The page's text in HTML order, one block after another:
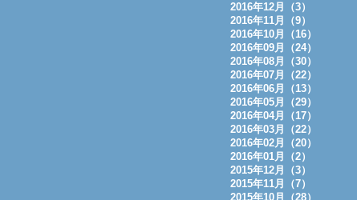
2016年12月（3）
2016年11月（9）
2016年10月（16）
2016年09月（24）
2016年08月（30）
2016年07月（22）
2016年06月（13）
2016年05月（29）
2016年04月（17）
2016年03月（22）
2016年02月（20）
2016年01月（2）
2015年12月（3）
2015年11月（7）
2015年10月（28）